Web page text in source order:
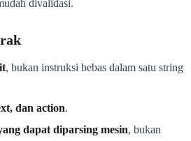
divalidasi.
, bukan instruksi bebas dalam satu string
dan action.
dapat diparsing mesin, bukan